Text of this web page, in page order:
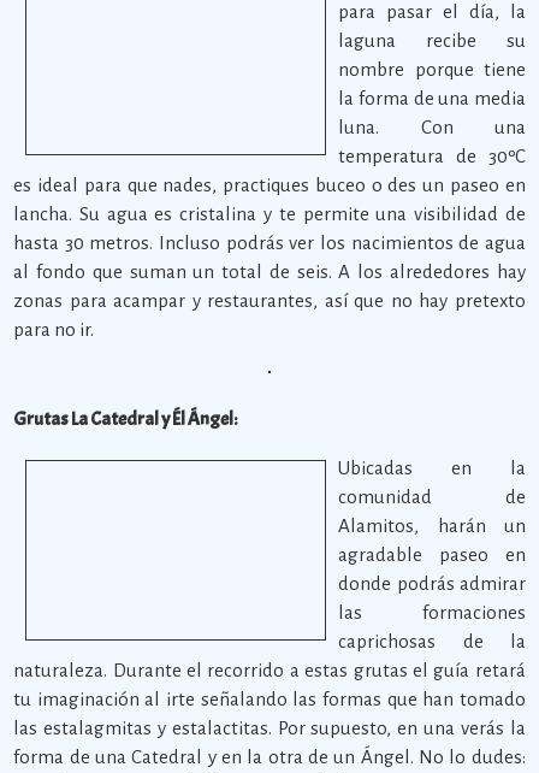
para pasar el día, la
laguna recibe su
nombre porque tiene
la forma de una media
luna. Con una
temperatura de 30ºC
es ideal para que nades, practiques buceo o des un paseo en
lancha. Su agua es cristalina y te permite una visibilidad de
hasta 30 metros. Incluso podrás ver los nacimientos de agua
al fondo que suman un total de seis. A los alrededores hay
zonas para acampar y restaurantes, así que no hay pretexto
para no ir.
Grutas La Catedral y Él Ángel:
Ubicadas en la
comunidad de
Alamitos, harán un
agradable paseo en
donde podrás admirar
las formaciones
caprichosas de la
naturaleza. Durante el recorrido a estas grutas el guía retará
tu imaginación al irte señalando las formas que han tomado
las estalagmitas y estalactitas. Por supuesto, en una verás la
forma de una Catedral y en la otra de un Ángel. No lo dudes: